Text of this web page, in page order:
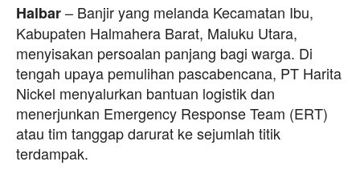
Halbar– Banjir yang melanda Kecamatan Ibu,
Kabupaten Halmahera Barat, Maluku Utara,
menyisakan persoalan panjang bagi warga. Di
tengah upaya pemulihan pascabencana, PT Harita
Nickel menyalurkan bantuan logistik dan
menerjunkan Emergency Response Team (ERT)
atau tim tanggap darurat ke sejumlah titik
terdampak.